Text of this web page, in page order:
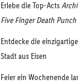
Erlebe die Top-Acts
Five Finger Death Punch
Entdecke die
Stadt aus Eisen
Feier ein Wochenende